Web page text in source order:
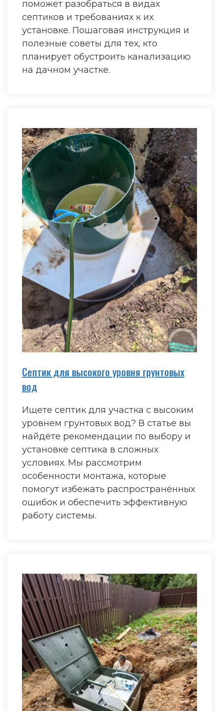
поможет разобраться в видах
септиков и требованиях к их
установке. Пошаговая инструкция и
полезные советы для тех, кто
планирует обустроить канализацию
на дачном участке.
Септик для высокого уровня грунтовых
вод
Ищете септик для участка с высоким
уровнем грунтовых вод? В статье вы
найдёте рекомендации по выбору и
установке септика в сложных
условиях. Мы рассмотрим
особенности монтажа, которые
помогут избежать распространённых
ошибок и обеспечить эффективную
работу системы.